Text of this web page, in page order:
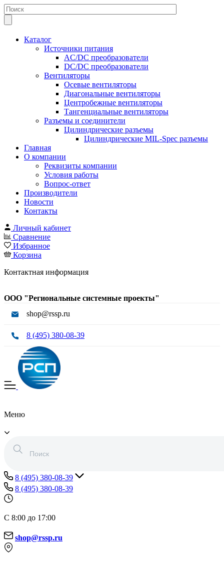
Каталог
Источники питания
AC/DC преобразователи
DC/DC преобразователи
Вентиляторы
Осевые вентиляторы
Диагональные вентиляторы
Центробежные вентиляторы
Тангенциальные вентиляторы
Разъемы и соединители
Цилиндрические разъемы
Цилиндрические MIL-Spec разъемы
Главная
О компании
Реквизиты компании
Условия работы
Вопрос-ответ
Производители
Новости
Контакты
Личный кабинет
Сравнение
Избранное
Корзина
Контактная информация
ООО "Региональные системные проекты"
shop@rssp.ru
8 (495) 380-08-39
Меню
8 (495) 380-08-39
8 (495) 380-08-39
С 8:00 до 17:00
shop@rssp.ru